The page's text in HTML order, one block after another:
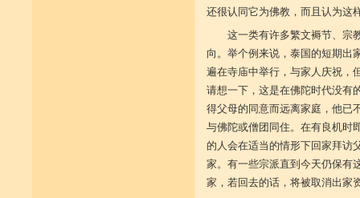
还很认同它为佛教，而且认为这
这一类有许多繁文褥节、宗
向。举个例来说，泰国的短期出
遍在寺庙中举行，与家人庆祝，
请想一下，这是在佛陀时代没有
得父母的同意而远离家庭，他已
与佛陀或僧团同住。在有良机时
的人会在适当的情形下回家拜访
家。有一些宗派直到今天仍保有
家，若回去的话，将被取消出家